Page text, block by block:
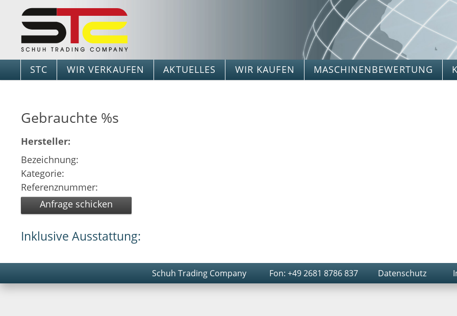
STC WIR VERKAUFEN AKTUELLES WIR KAUFEN MASCHINENBEWERTUNG
Gebrauchte %s
Hersteller:
Bezeichnung:
Kategorie:
Referenznummer:
Anfrage schicken
Inklusive Ausstattung:
Schuh Trading Company Fon: +49 2681 8786 837 Datenschutz